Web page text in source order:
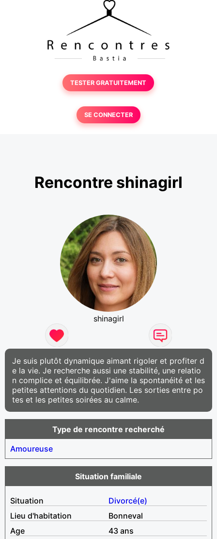
TESTER GRATUITEMENT
SE CONNECTER
Rencontre shinagirl
shinagirl
Je suis plutôt dynamique aimant rigoler et profiter d
e la vie. Je recherche aussi une stabilité, une relatio
n complice et équilibrée. J'aime la spontanéité et les
petites attentions du quotidien. Les sorties entre po
tes et les petites soirées au calme.
Type de rencontre recherché
Amoureuse
Situation familiale
Situation
Divorcé(e)
Lieu d'habitation
Bonneval
Age
43 ans